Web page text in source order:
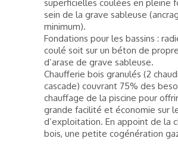
superficielles coulées en pleine
sein de la grave sableuse
minimum).
Fondations pour les bassins :
coulé soit sur un béton de
d’arase de grave sableuse.
Chaufferie bois granulés (2
cascade) couvrant 75% des
chauffage de la piscine pour
grande facilité et économie sur
d’exploitation. En appoint de la
bois, une petite cogénération